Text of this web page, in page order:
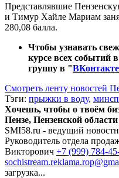
Представлявшие
и Тимур Хайле Мариам
280,08 балла.
Чтобы узнавать
курсе всех событий
группу в "ВКонтакте
Смотреть ленту новостей
Тэги: прыжки в воду,
Хочешь, чтобы о твоём
Пензе, Пензенской
SMI58.ru - ведущий
Руководитель отдела
Викторович +7 (999) 784-
загрузка...